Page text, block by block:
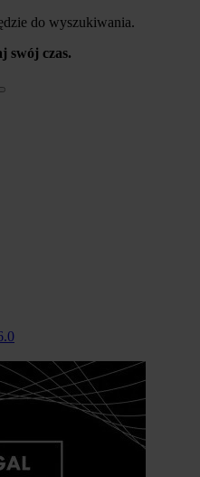
do wyszukiwania.
swój czas.